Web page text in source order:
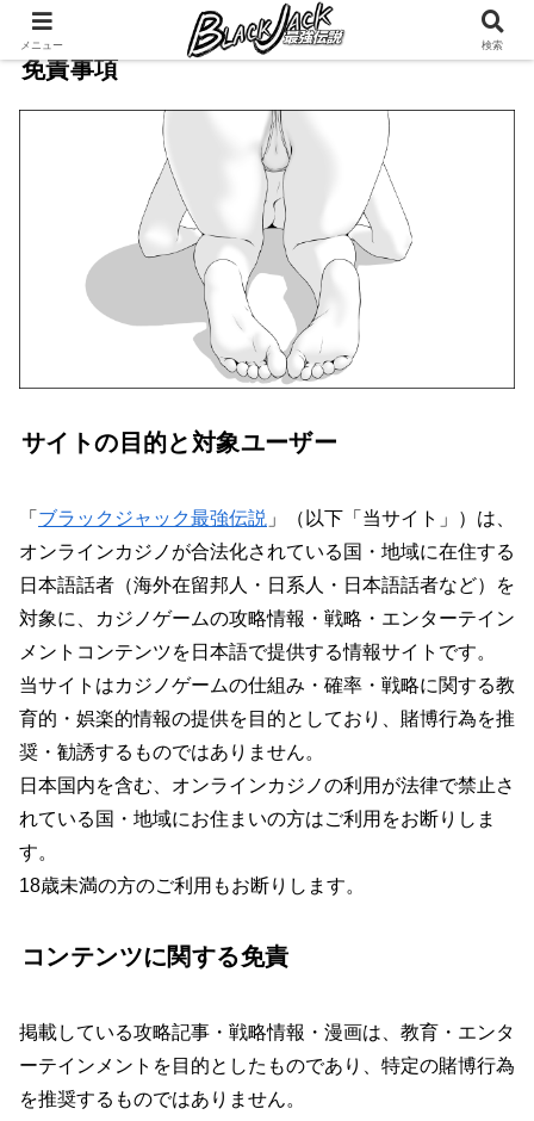
免責事項
サイトの目的と対象ユーザー
「 ブラックジャック最強伝説 」（以下「当サイト」）は、
オンラインカジノが合法化されている国・地域に在住する
日本語話者（海外在留邦人・日系人・日本語話者など）を
対象に、カジノゲームの攻略情報・戦略・エンターテイン
メントコンテンツを日本語で提供する情報サイトです。
当サイトはカジノゲームの仕組み・確率・戦略に関する教
育的・娯楽的情報の提供を目的としており、賭博行為を推
奨・勧誘するものではありません。
日本国内を含む、オンラインカジノの利用が法律で禁止さ
れている国・地域にお住まいの方はご利用をお断りしま
す。
18歳未満の方のご利用もお断りします。
コンテンツに関する免責
掲載している攻略記事・戦略情報・漫画は、教育・エンタ
ーテインメントを目的としたものであり、特定の賭博行為
を推奨するものではありません。
メニュー 検索